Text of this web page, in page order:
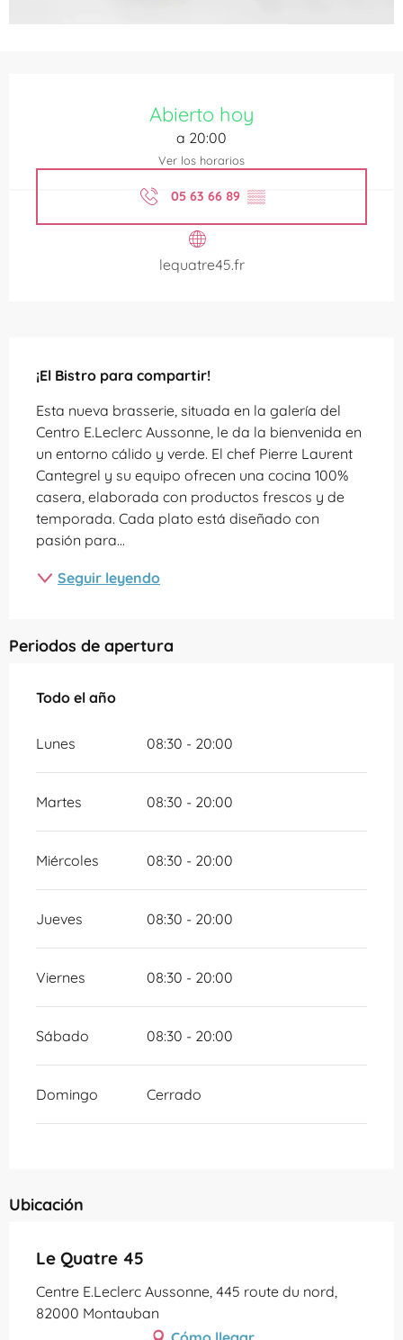
Abierto hoy
a 20:00
Ver los horarios
05 63 66 89 ▒▒
lequatre45.fr
¡El Bistro para compartir!
Esta nueva brasserie, situada en la galería del
Centro E.Leclerc Aussonne, le da la bienvenida en
un entorno cálido y verde. El chef Pierre Laurent
Cantegrel y su equipo ofrecen una cocina 100%
casera, elaborada con productos frescos y de
temporada. Cada plato está diseñado con
pasión para...
Seguir leyendo
Periodos de apertura
Todo el año
Todo el año
Lunes 08:30 - 20:00
Martes 08:30 - 20:00
Miércoles 08:30 - 20:00
Jueves 08:30 - 20:00
Viernes 08:30 - 20:00
Sábado 08:30 - 20:00
Domingo Cerrado
Ubicación
Le Quatre 45
Centre E.Leclerc Aussonne, 445 route du nord,
82000 Montauban